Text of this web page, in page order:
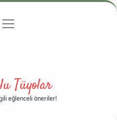
menüyü
Tüyolar
eğlenceli öneriler!